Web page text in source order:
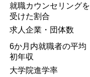
就職カウンセリングを
受けた割合
求人企業・団体数
6か月内就職者の平均
初年収
大学院進学率